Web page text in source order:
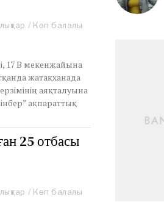
/ Көп балалы
17 В мекенжайына
жатақханада
аяқталуына
ақпараттық
25 отбасы
/ Көп балалы